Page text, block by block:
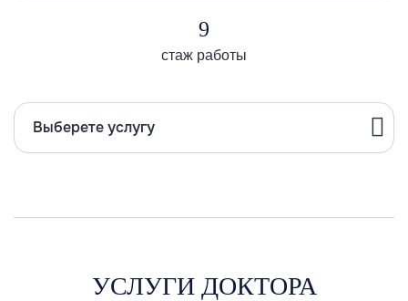
9
стаж работы
Выберете услугу
УСЛУГИ ДОКТОРА